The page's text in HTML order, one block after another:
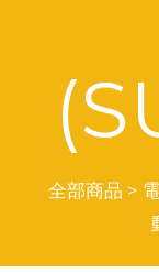
全部商品 >